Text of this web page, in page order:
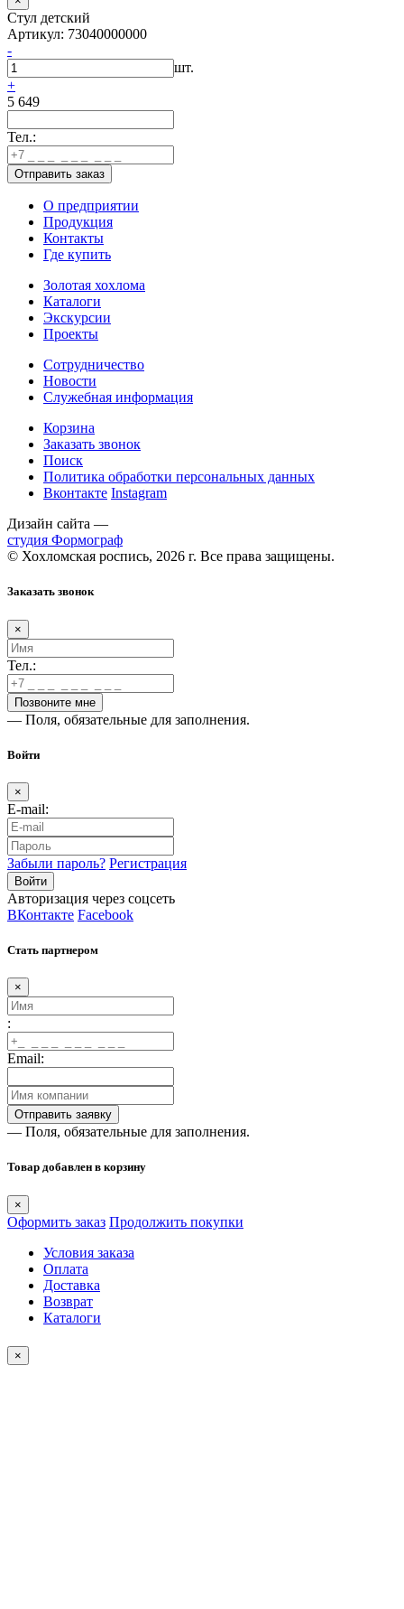
Стул детский
Артикул: 73040000000
-
шт.
+
5 649
Тел.:
О предприятии
Продукция
Контакты
Где купить
Золотая хохлома
Каталоги
Экскурсии
Проекты
Сотрудничество
Новости
Служебная информация
Корзина
Заказать звонок
Поиск
Политика обработки персональных данных
Вконтакте Instagram
Дизайн сайта —
студия Формограф
© Хохломская роспись, 2026 г. Все права защищены.
Заказать звонок
×
Тел.:
— Поля, обязательные для заполнения.
Войти
×
E-mail:
Забыли пароль? Регистрация
Авторизация через соцсеть
ВКонтакте Facebook
Стать партнером
×
:
Email:
— Поля, обязательные для заполнения.
Товар добавлен в корзину
×
Оформить заказ Продолжить покупки
Условия заказа
Оплата
Доставка
Возврат
Каталоги
×